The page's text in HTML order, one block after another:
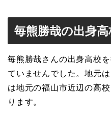
毎熊勝哉の出身
毎熊勝哉さんの出身高校
ていませんでした。地元
は地元の福山市近辺の高
ります。